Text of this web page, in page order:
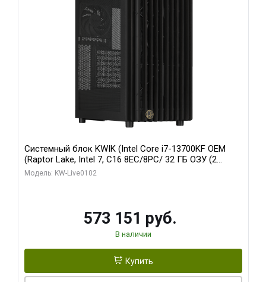
Системный блок KWIK (Intel Core i7-13700KF OEM
(Raptor Lake, Intel 7, C16 8EC/8PC/ 32 ГБ ОЗУ (2
модуля)/ Afox RTX4090 24GB GDDR6X 384-Bit 3xDP
Модель: KW-Live0102
573 151 руб.
В наличии
Купить